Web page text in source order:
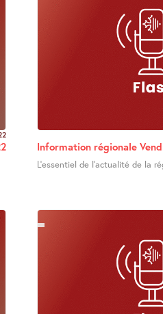
Information régionale
L’essentiel de l’actualité de la